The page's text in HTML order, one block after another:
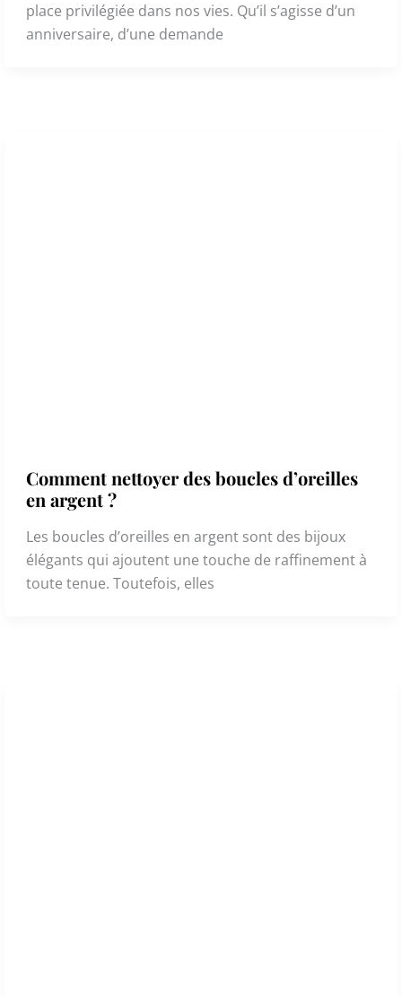
place privilégiée dans nos vies. Qu’il s’agisse d’un
anniversaire, d’une demande
Comment nettoyer des boucles d’oreilles
en argent ?
Les boucles d’oreilles en argent sont des bijoux
élégants qui ajoutent une touche de raffinement à
toute tenue. Toutefois, elles